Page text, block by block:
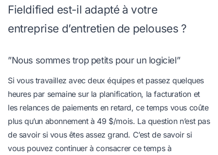
Fieldified est-il adapté à votre
entreprise d’entretien de pelouses ?
”Nous sommes trop petits pour un logiciel”
Si vous travaillez avec deux équipes et passez quelques
heures par semaine sur la planification, la facturation et
les relances de paiements en retard, ce temps vous coûte
plus qu’un abonnement à 49 $/mois. La question n’est pas
de savoir si vous êtes assez grand. C’est de savoir si
vous pouvez continuer à consacrer ce temps à